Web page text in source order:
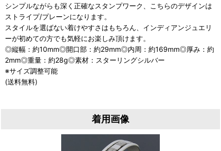
シンプルながらも深く正確なスタンプワーク、こちらのデザインは
ストライプ/プレーンになります。
スタイルを選ばない着けやすさはもちろん、インディアンジュエリ
ーが初めての方でも気軽にお楽しみ頂けます。
◎縦幅：約10mm◎開口部：約29mm◎内周：約169mm◎厚み：約
2mm◎重量：約28g◎素材：スターリングシルバー
※サイズ調整可能
(送料無料)
着用画像